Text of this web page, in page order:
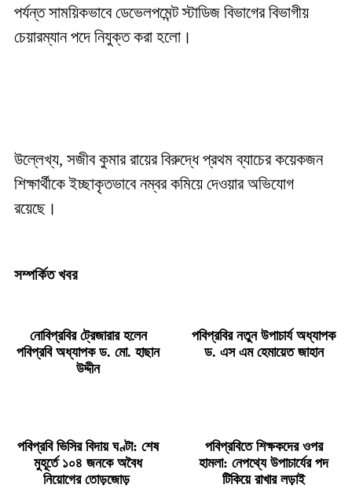
পর্যন্ত সাময়িকভাবে ডেভেলপমেন্ট স্টাডিজ বিভাগের বিভাগীয়
চেয়ারম্যান পদে নিযুক্ত করা হলো।
উল্লেখ্য, সজীব কুমার রায়ের বিরুদ্ধে প্রথম ব্যাচের কয়েকজন
শিক্ষার্থীকে ইচ্ছাকৃতভাবে নম্বর কমিয়ে দেওয়ার অভিযোগ
রয়েছে।
সম্পর্কিত খবর
নোবিপ্রবির ট্রেজারার হলেন
পবিপ্রবি অধ্যাপক ড. মো. হাছান
উদ্দীন
পবিপ্রবির নতুন উপাচার্য অধ্যাপক
ড. এস এম হেমায়েত জাহান
পবিপ্রবি ভিসির বিদায় ঘণ্টা: শেষ
মুহূর্তে ১০৪ জনকে অবৈধ
নিয়োগের তোড়জোড়
পবিপ্রবিতে শিক্ষকদের ওপর
হামলা: নেপথ্যে উপাচার্যের পদ
টিকিয়ে রাখার লড়াই